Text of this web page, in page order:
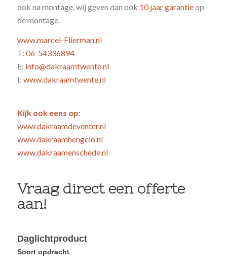
ook na montage, wij geven dan ook 10 jaar garantieop
de montage.
www.marcel-Flierman.nl
T: 06-54336894
E: info@dakraamtwente.nl
I: www.dakraamtwente.nl
Kijk ook eens op:
www.dakraamdeventer.nl
www.dakraamhengelo.nl
www.dakraamenschede.nl
Aanvraag
dakvenstermeester
Vraag direct een offerte
aan!
Daglichtproduct
Soort opdracht